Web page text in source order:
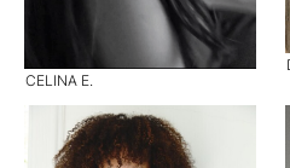
CELINA E.